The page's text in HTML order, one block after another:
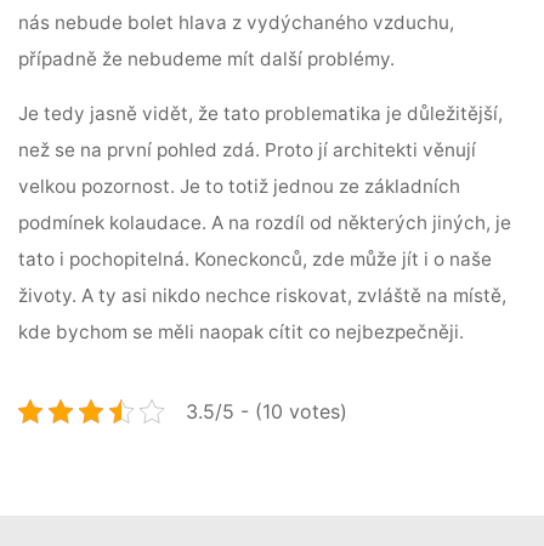
nás nebude bolet hlava z vydýchaného vzduchu,
případně že nebudeme mít další problémy.
Je tedy jasně vidět, že tato problematika je důležitější,
než se na první pohled zdá. Proto jí architekti věnují
velkou pozornost. Je to totiž jednou ze základních
podmínek kolaudace. A na rozdíl od některých jiných, je
tato i pochopitelná. Koneckonců, zde může jít i o naše
životy. A ty asi nikdo nechce riskovat, zvláště na místě,
kde bychom se měli naopak cítit co nejbezpečněji.
3.5/5 - (10 votes)